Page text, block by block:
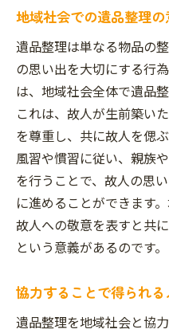
地域社会での遺品整理の
遺品整理は単なる物品の
の思い出を大切にする行
は、地域社会全体で遺品
これは、故人が生前築い
を尊重し、共に故人を偲
風習や慣習に従い、親族
を行うことで、故人の思
に進めることができます
故人への敬意を表すと共
という意義があるのです。
協力することで得られる
遺品整理を地域社会と協